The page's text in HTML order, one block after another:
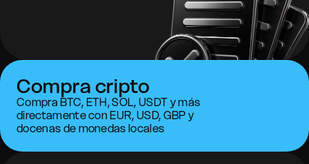
Compra cripto
Compra BTC, ETH, SOL, USDT y más
directamente con EUR, USD, GBP y
docenas de monedas locales